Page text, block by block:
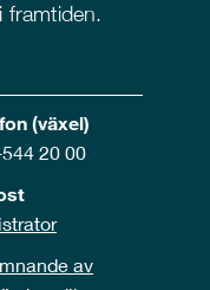
framtiden.
(växel)
20 00
av